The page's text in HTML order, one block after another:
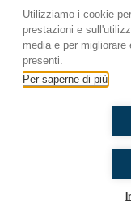
Pane, Acqua e
di una canzone
Torino.
Ti è piaciuto?
Utilizziamo i cookie
prestazioni e
media e per
presenti.
Per saperne di più